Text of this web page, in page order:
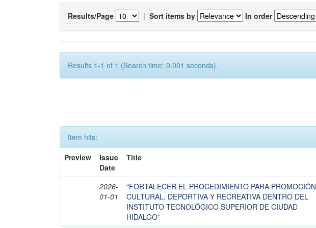
Results/Page | Sort items by In order
Results 1-1 of 1 (Search time: 0.001 seconds).
Item hits:
Preview
Issue
Date
Title
2026-
01-01
“FORTALECER EL PROCEDIMIENTO PARA PROMOCIÓN
CULTURAL, DEPORTIVA Y RECREATIVA DENTRO DEL
INSTITUTO TECNOLÓGICO SUPERIOR DE CIUDAD
HIDALGO”